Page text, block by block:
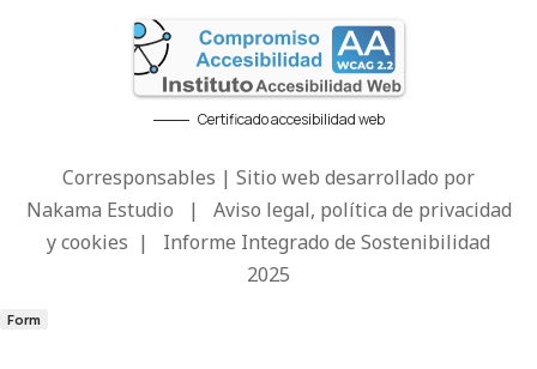
Certificado accesibilidad web
Corresponsables | Sitio web desarrollado por
Nakama Estudio | Aviso legal, política de privacidad
y cookies | Informe Integrado de Sostenibilidad
2025
Form